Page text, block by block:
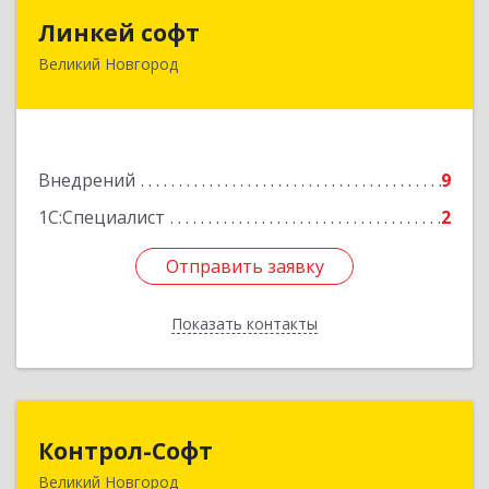
Линкей софт
Великий Новгород
Внедрений
9
1С:Специалист
2
Отправить заявку
Показать контакты
173025, Новгородская обл, Великий Новгород
Отправить заявку
Назад
Контрол-Софт
Великий Новгород